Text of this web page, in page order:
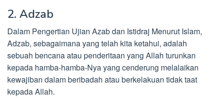
2. Adzab
Dalam Pengertian Ujian Azab dan Istidraj Menurut Islam,
Adzab, sebagaimana yang telah kita ketahui, adalah
sebuah bencana atau penderitaan yang Allah turunkan
kepada hamba-hamba-Nya yang cenderung melalaikan
kewajiban dalam beribadah atau berkelakuan tidak taat
kepada Allah.